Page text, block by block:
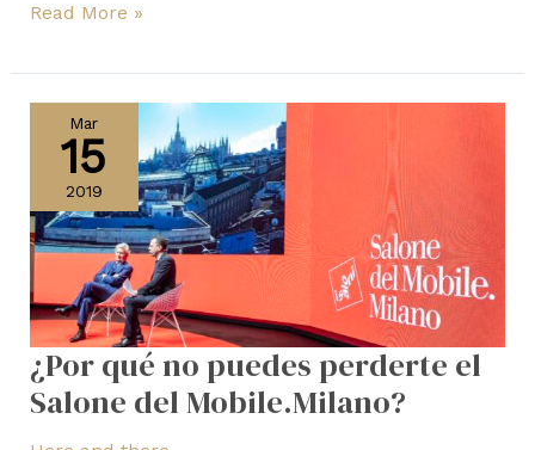
Read More »
Mar
15
2019
¿Por qué no puedes perderte el
Salone del Mobile.Milano?
puedes
perderte
el
Salone
del
Mobile.Milano?